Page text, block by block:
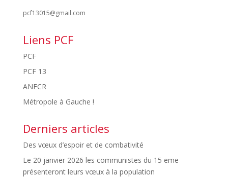
pcf13015@gmail.com
Liens PCF
PCF
PCF 13
ANECR
Métropole à Gauche !
Derniers articles
Des vœux d’espoir et de combativité
Le 20 janvier 2026 les communistes du 15 eme
présenteront leurs vœux à la population